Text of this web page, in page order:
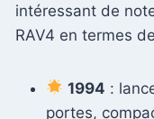
intéressant de
RAV4 en termes
1994 :
portes,